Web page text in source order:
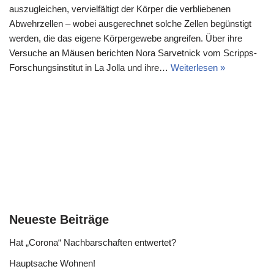
auszugleichen, vervielfältigt der Körper die verbliebenen
Abwehrzellen – wobei ausgerechnet solche Zellen begünstigt
werden, die das eigene Körpergewebe angreifen. Über ihre
Versuche an Mäusen berichten Nora Sarvetnick vom Scripps-
Forschungsinstitut in La Jolla und ihre… Weiterlesen »
Neueste Beiträge
Hat „Corona“ Nachbarschaften entwertet?
Hauptsache Wohnen!